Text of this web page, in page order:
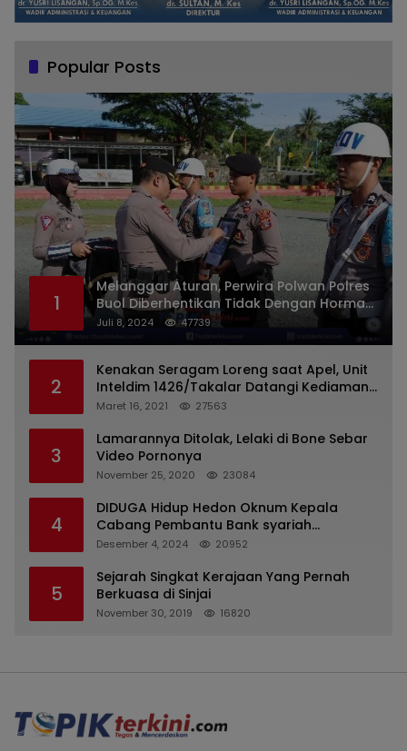
Popular Posts
1
Melanggar Aturan, Perwira Polwan Polres
Buol Diberhentikan Tidak Dengan Hormat
Dari Dinas Kepolisian
Juli 8, 2024 47739
2
Kenakan Seragam Loreng saat Apel, Unit
Inteldim 1426/Takalar Datangi Kediaman
Kasatpol PP
Maret 16, 2021 27563
3
Lamarannya Ditolak, Lelaki di Bone Sebar
Video Pornonya
November 25, 2020 23084
4
DIDUGA Hidup Hedon Oknum Kepala
Cabang Pembantu Bank syariah
Indonesia Unit Hasan Basri di Banjarmasin
Milyaran Rupiah dan Bilyet Giro Tidak
Terdaftar, OJK Kalsel : Bertemu Tanggal 11
Desember 4, 2024 20952
5
Sejarah Singkat Kerajaan Yang Pernah
Berkuasa di Sinjai
November 30, 2019 16820